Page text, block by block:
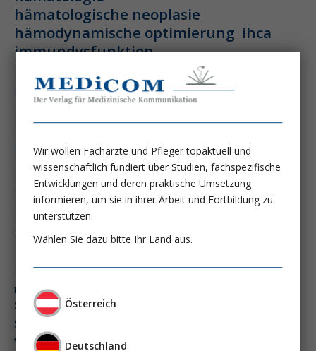
hämatologische neoplasie
hämodynamische optimierung ihca
immundysfunktion
immunosep-studie
immuntherapie
intensiv-news intensivmedizin
intensivstation
intensivversorgung
kdigo-leitlinien lebernekrose
leberzirrhose mangelernährung
masld metabolische lebererkrankung mikrobiom
multiples myelom nasogastrale sonde
nephro-news nephrologie
niereninsuffizienz
nutrition
peg-implantationstechniken
perioperative nierenschädigung
pisces-studie
schluckstörung
septischer schock
vasopressortherapie
Wir wollen Fachärzte und Pfleger topaktuell und
wissenschaftlich fundiert über Studien, fachspezifische
Entwicklungen und deren praktische Umsetzung
informieren, um sie in ihrer Arbeit und Fortbildung zu
unterstützen.
Wählen Sie dazu bitte Ihr Land aus.
Österreich
Deutschland